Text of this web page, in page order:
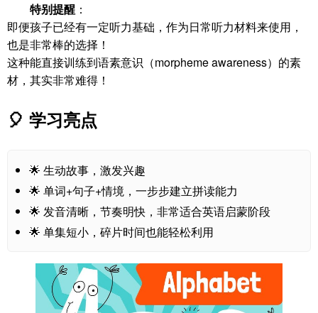
特别提醒 ：
即便孩子已经有一定听力基础，作为日常听力材料来使用，
也是非常棒的选择！
这种能直接训练到语素意识（morpheme awareness）的素
材，其实非常难得！
🎈 学习亮点
🌟 生动故事，激发兴趣
🌟 单词+句子+情境，一步步建立拼读能力
🌟 发音清晰，节奏明快，非常适合英语启蒙阶段
🌟 单集短小，碎片时间也能轻松利用